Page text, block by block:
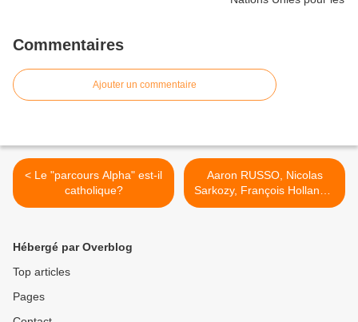
Commentaires
Ajouter un commentaire
< Le "parcours Alpha" est-il
catholique?
Aaron RUSSO, Nicolas
Sarkozy, François Hollande,
Emmanuel Macron,
Hébergé par Overblog
Top articles
Pages